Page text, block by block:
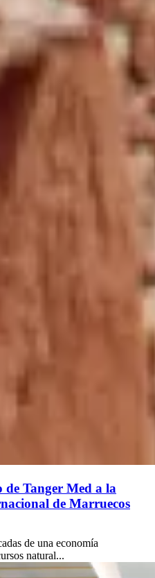
Tanger Med a la
de Marruecos
de una economía
natural...